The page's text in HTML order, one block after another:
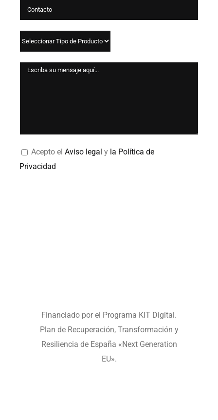
Acepto elAviso legal y la Política de
Privacidad
Financiado por el Programa KIT Digital.
Plan de Recuperación, Transformación y
Resiliencia de España «Next Generation
EU».